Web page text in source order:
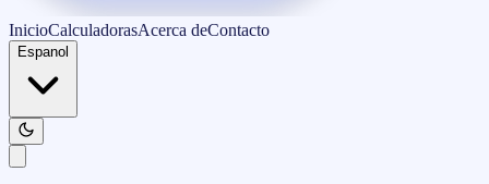
InicioCalculadorasAcerca deContacto
Espanol